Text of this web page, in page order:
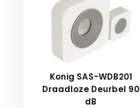
Konig SAS-WDB201
Draadloze Deurbel 90
dB